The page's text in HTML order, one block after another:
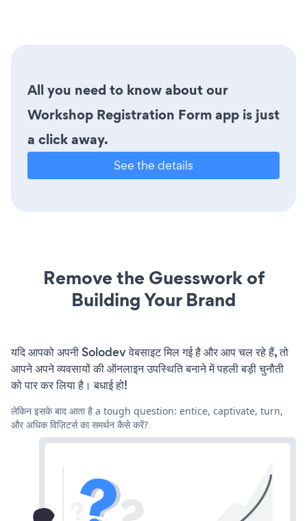
All you need to know about our
Workshop Registration Form app is just
a click away.
See the details
Remove the Guesswork of
Building Your Brand
यदि आपको अपनी Solodev वेबसाइट मिल गई है और आप चल रहे हैं, तो
आपने अपने व्यवसायों की ऑनलाइन उपस्थिति बनाने में पहली बड़ी चुनौती
को पार कर लिया है। बधाई हो!
लेकिन इसके बाद आता है a tough question: entice, captivate, turn,
और अधिक विज़िटर्स का समर्थन कैसे करें?